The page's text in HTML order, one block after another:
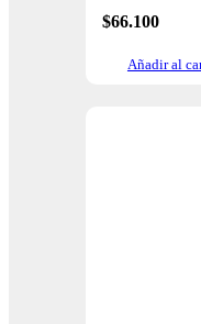
$66.100
Añadir al